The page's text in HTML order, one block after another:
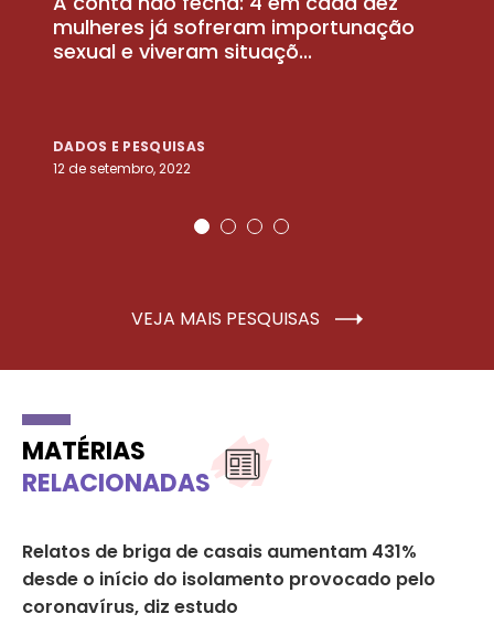
mulheres já sofreram importunação
sexual e viveram situaçõ...
DADOS E PESQUISAS
12 de setembro, 2022
VEJA MAIS PESQUISAS
MATÉRIAS
RELACIONADAS
Relatos de briga de casais aumentam 431%
desde o início do isolamento provocado pelo
coronavírus, diz estudo